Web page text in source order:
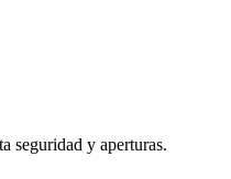
seguridad y aperturas.